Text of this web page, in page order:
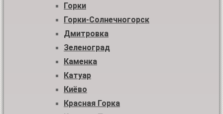
Горки
Горки-Солнечногорск
Дмитровка
Зеленоград
Каменка
Катуар
Киёво
Красная Горка